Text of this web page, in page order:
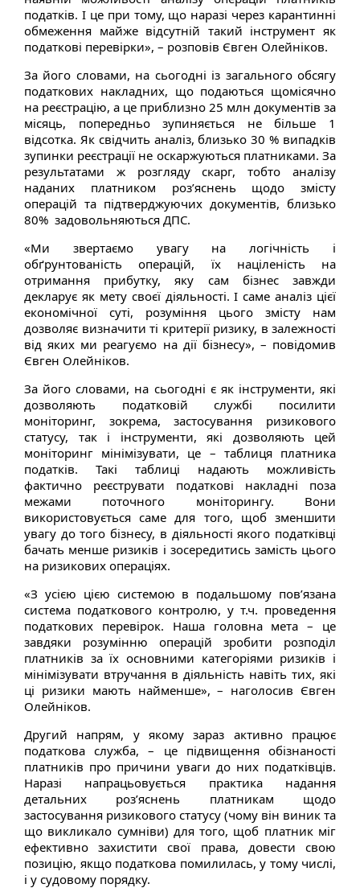
податків. І це при тому, що наразі через карантинні
обмеження майже відсутній такий інструмент як
податкові перевірки», – розповів Євген Олейніков.
За його словами, на сьогодні із загального обсягу
податкових накладних, що подаються щомісячно
на реєстрацію, а це приблизно 25 млн документів за
місяць, попередньо зупиняється не більше 1
відсотка. Як свідчить аналіз, близько 30 % випадків
зупинки реєстрації не оскаржуються платниками. За
результатами ж розгляду скарг, тобто аналізу
наданих платником роз’яснень щодо змісту
операцій та підтверджуючих документів, близько
80% задовольняються ДПС.
«Ми звертаємо увагу на логічність і
обґрунтованість операцій, їх націленість на
отримання прибутку, яку сам бізнес завжди
декларує як мету своєї діяльності. І саме аналіз цієї
економічної суті, розуміння цього змісту нам
дозволяє визначити ті критерії ризику, в залежності
від яких ми реагуємо на дії бізнесу», – повідомив
Євген Олейніков.
За його словами, на сьогодні є як інструменти, які
дозволяють податковій службі посилити
моніторинг, зокрема, застосування ризикового
статусу, так і інструменти, які дозволяють цей
моніторинг мінімізувати, це – таблиця платника
податків. Такі таблиці надають можливість
фактично реєструвати податкові накладні поза
межами поточного моніторингу. Вони
використовується саме для того, щоб зменшити
увагу до того бізнесу, в діяльності якого податківці
бачать менше ризиків і зосередитись замість цього
на ризикових операціях.
«З усією цією системою в подальшому пов’язана
система податкового контролю, у т.ч. проведення
податкових перевірок. Наша головна мета – це
завдяки розумінню операцій зробити розподіл
платників за їх основними категоріями ризиків і
мінімізувати втручання в діяльність навіть тих, які
ці ризики мають найменше», – наголосив Євген
Олейніков.
Другий напрям, у якому зараз активно працює
податкова служба, – це підвищення обізнаності
платників про причини уваги до них податківців.
Наразі напрацьовується практика надання
детальних роз’яснень платникам щодо
застосування ризикового статусу (чому він виник та
що викликало сумніви) для того, щоб платник міг
ефективно захистити свої права, довести свою
позицію, якщо податкова помилилась, у тому числі,
і у судовому порядку.